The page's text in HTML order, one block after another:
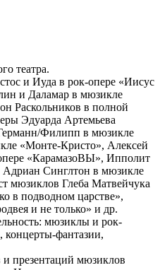
театра.
и Иуда в рок-опере «Иисус
и Даламар в мюзикле
Раскольников в полной
Эдуарда Артемьева
Филипп в мюзикле
«Монте-Кристо», Алексей
«КарамазоВЫ», Ипполит
Адриан Синглтон в мюзикле
мюзиклов Глеба Матвейчука
в подводном царстве»,
и не только» и др.
мюзиклы и рок-
концерты-фантазии,
и презентаций мюзиклов